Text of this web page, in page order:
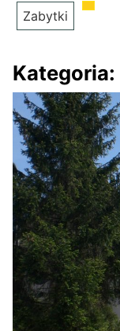
Zabytki
Kategoria: